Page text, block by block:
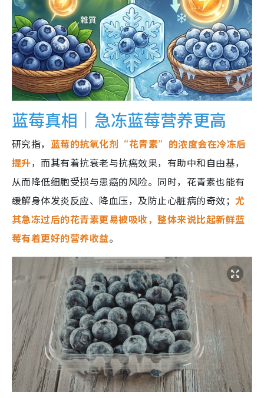
蓝莓真相｜急冻蓝莓营养更高
研究指， 蓝莓的抗氧化剂“花青素”的浓度会在冷冻后
提升，而其有着抗衰老与抗癌效果，有助中和自由基，
从而降低细胞受损与患癌的风险。同时，花青素也能有
缓解身体发炎反应、降血压，及防止心脏病的奇效；尤
其急冻过后的花青素更易被吸收，整体来说比起新鲜蓝
莓有着更好的营养收益。